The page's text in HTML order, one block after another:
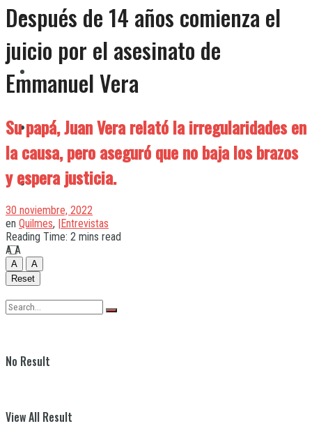
Lanús
Quilmes
Varela
No Result
View All Result
Después de 14 años comienza el
juicio por el asesinato de
Emmanuel Vera
Su papá, Juan Vera relató la irregularidades en
la causa, pero aseguró que no baja los brazos
y espera justicia.
30 noviembre, 2022
en Quilmes, |Entrevistas
Reading Time: 2 mins read
A A
A
A
Reset